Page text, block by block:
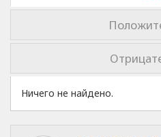
Ничего не найдено.